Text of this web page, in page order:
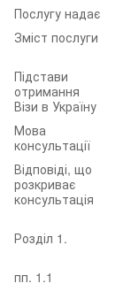
Послугу надає
Зміст послуги
Підстави
отримання
Візи в Україну
Мова
консультації
Відповіді, що
розкриває
консультація
Розділ 1.
пп. 1.1